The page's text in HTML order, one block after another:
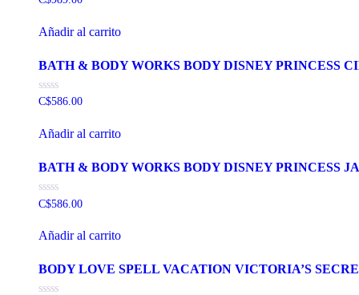
de
Añadir al carrito
BATH & BODY WORKS BODY DISNEY PRINCESS
Valorado
de
C$586.00
Añadir al carrito
BATH & BODY WORKS BODY DISNEY PRINCESS
Valorado
de
C$586.00
Añadir al carrito
BODY LOVE SPELL VACATION VICTORIA’S